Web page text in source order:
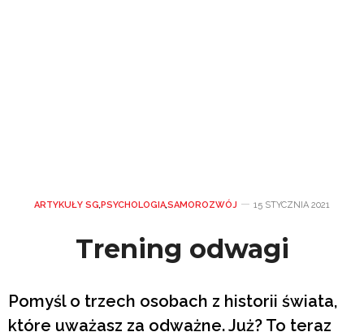
ARTYKUŁY SG,PSYCHOLOGIA,SAMOROZWÓJ 15 STYCZNIA 2021
Trening odwagi
Pomyśl o trzech osobach z historii świata,
które uważasz za odważne. Już? To teraz